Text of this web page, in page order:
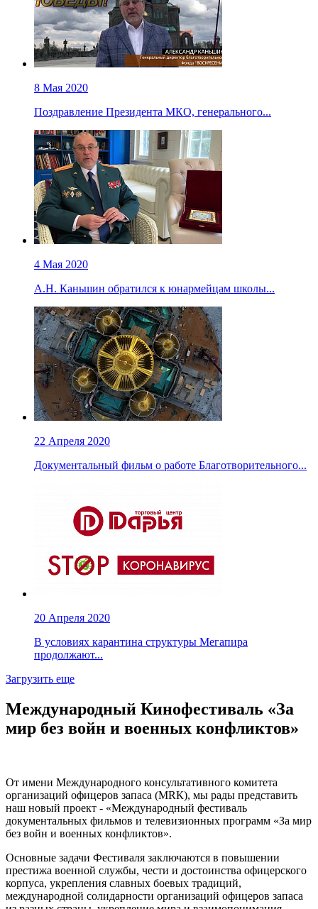
8 Мая 2020
Поздравление Президента МКО, генерального...
4 Мая 2020
А.Н. Каньшин обратился к юнармейцам школы...
22 Апреля 2020
Документальный фильм о работе Благотворительного...
20 Апреля 2020
В условиях карантина структуры Мегапира
продолжают...
Загрузить еще
Международный Кинофестиваль «За
мир без войн и военных конфликтов»
От имени Международного консультативного комитета
организаций офицеров запаса (МRК), мы рады представить
наш новый проект - «Международный фестиваль
документальных фильмов и телевизионных программ «За мир
без войн и военных конфликтов».
Основные задачи Фестиваля заключаются в повышении
престижа военной службы, чести и достоинства офицерского
корпуса, укрепления славных боевых традиций,
международной солидарности организаций офицеров запаса